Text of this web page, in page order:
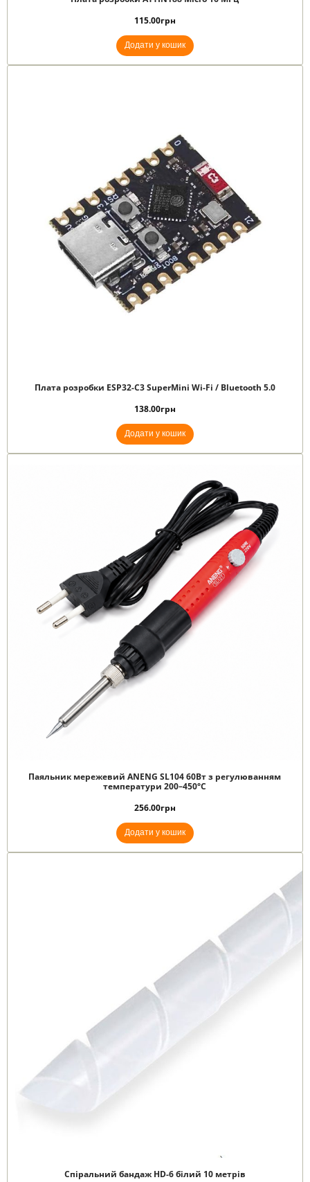
115.00грн
Додати у кошик
Плата розробки ESP32-C3 SuperMini Wi-Fi / Bluetooth 5.0
138.00грн
Додати у кошик
Паяльник мережевий ANENG SL104 60Вт з регулюванням
температури 200–450°C
256.00грн
Додати у кошик
Спіральний бандаж HD-6 білий 10 метрів